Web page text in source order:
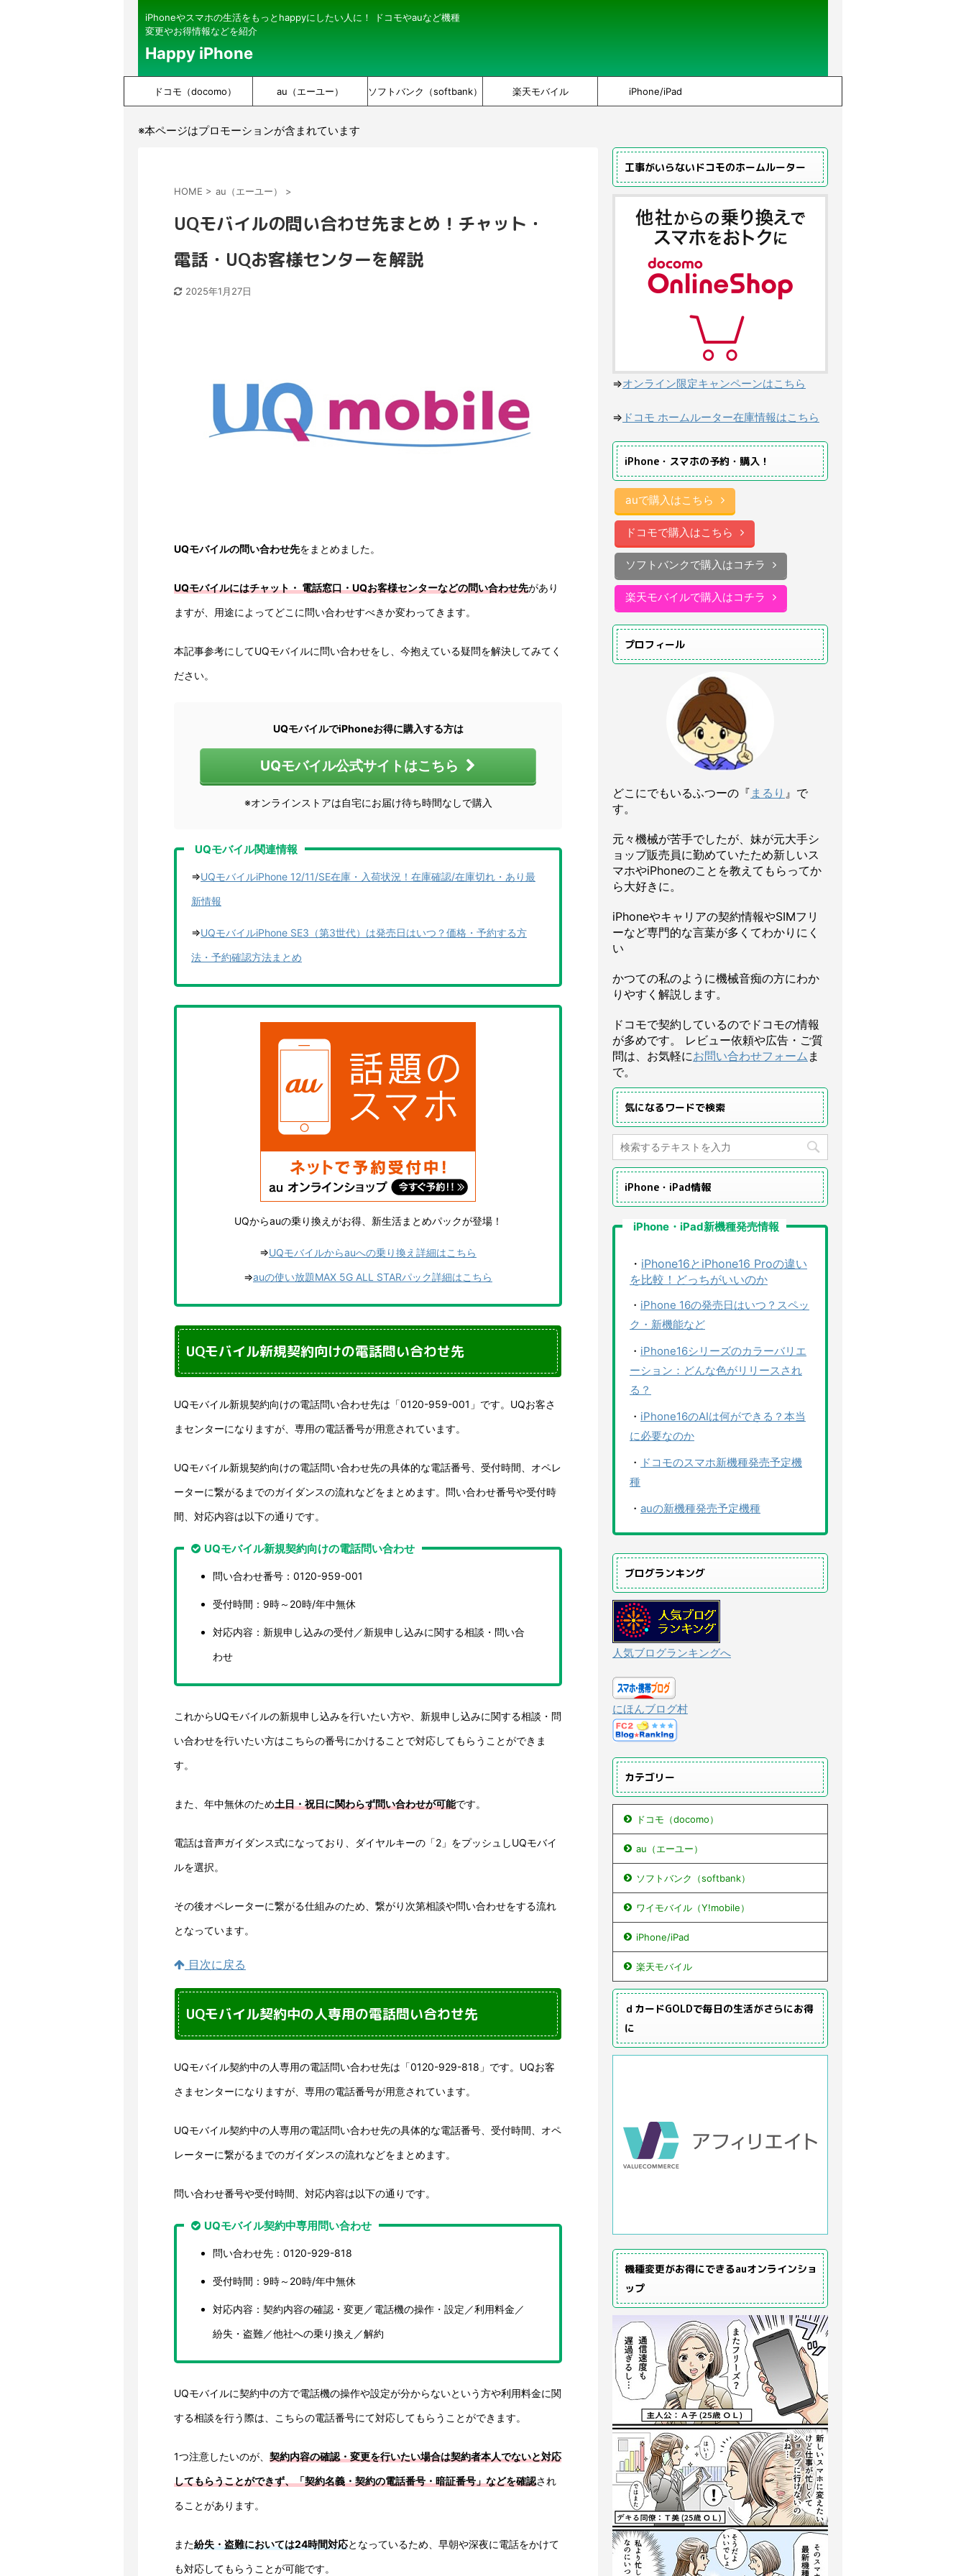
iPhoneやスマホの生活をもっとhappyにしたい人に！ ドコモやauなど機種
変更やお得情報などを紹介
Happy iPhone
ドコモ（docomo） au（エーユー） ソフトバンク（softbank） 楽天モバイル iPhone/iPad
※本ページはプロモーションが含まれています
HOME > au（エーユー） >
UQモバイルの問い合わせ先まとめ！チャット・
電話・UQお客様センターを解説
2025年1月27日
UQモバイルの問い合わせ先をまとめました。
UQモバイルにはチャット・ 電話窓口・UQお客様センターなどの問い合わせ先があり
ますが、用途によってどこに問い合わせすべきか変わってきます。
本記事参考にしてUQモバイルに問い合わせをし、今抱えている疑問を解決してみてく
ださい。
UQモバイルでiPhoneお得に購入する方は
UQモバイル公式サイトはこちら
※オンラインストアは自宅にお届け待ち時間なしで購入
UQモバイル関連情報
⇒UQモバイルiPhone 12/11/SE在庫・入荷状況！在庫確認/在庫切れ・あり最
新情報
⇒UQモバイルiPhone SE3（第3世代）は発売日はいつ？価格・予約する方
法・予約確認方法まとめ
UQからauの乗り換えがお得、新生活まとめパックが登場！
⇒UQモバイルからauへの乗り換え詳細はこちら
⇒auの使い放題MAX 5G ALL STARパック詳細はこちら
UQモバイル新規契約向けの電話問い合わせ先
UQモバイル新規契約向けの電話問い合わせ先は「0120-959-001」です。UQお客さ
まセンターになりますが、専用の電話番号が用意されています。
UQモバイル新規契約向けの電話問い合わせ先の具体的な電話番号、受付時間、オペレ
ーターに繋がるまでのガイダンスの流れなどをまとめます。問い合わせ番号や受付時
間、対応内容は以下の通りです。
UQモバイル新規契約向けの電話問い合わせ
問い合わせ番号：0120-959-001
受付時間：9時～20時/年中無休
対応内容：新規申し込みの受付／新規申し込みに関する相談・問い合
わせ
これからUQモバイルの新規申し込みを行いたい方や、新規申し込みに関する相談・問
い合わせを行いたい方はこちらの番号にかけることで対応してもらうことができま
す。
また、年中無休のため土日・祝日に関わらず問い合わせが可能です。
電話は音声ガイダンス式になっており、ダイヤルキーの「2」をプッシュしUQモバイ
ルを選択。
その後オペレーターに繋がる仕組みのため、繋がり次第相談や問い合わせをする流れ
となっています。
目次に戻る
UQモバイル契約中の人専用の電話問い合わせ先
UQモバイル契約中の人専用の電話問い合わせ先は「0120-929-818」です。UQお客
さまセンターになりますが、専用の電話番号が用意されています。
UQモバイル契約中の人専用の電話問い合わせ先の具体的な電話番号、受付時間、オペ
レーターに繋がるまでのガイダンスの流れなどをまとめます。
問い合わせ番号や受付時間、対応内容は以下の通りです。
UQモバイル契約中専用問い合わせ
問い合わせ先：0120-929-818
受付時間：9時～20時/年中無休
対応内容：契約内容の確認・変更／電話機の操作・設定／利用料金／
紛失・盗難／他社への乗り換え／解約
UQモバイルに契約中の方で電話機の操作や設定が分からないという方や利用料金に関
する相談を行う際は、こちらの電話番号にて対応してもらうことができます。
1つ注意したいのが、 契約内容の確認・変更を行いたい場合は契約者本人でないと対応
してもらうことができず、「契約名義・契約の電話番号・暗証番号」などを確認され
ることがあります。
また紛失・盗難においては24時間対応となっているため、早朝や深夜に電話をかけて
も対応してもらうことが可能です。
工事がいらないドコモのホームルーター
⇒オンライン限定キャンペーンはこちら
⇒ ドコモ ホームルーター在庫情報はこちら
iPhone・スマホの予約・購入！
auで購入はこちら
ドコモで購入はこちら
ソフトバンクで購入はコチラ
楽天モバイルで購入はコチラ
プロフィール
どこにでもいるふつーの『 まるり 』で
す。
元々機械が苦手でしたが、妹が元大手シ
ョップ販売員に勤めていたため新しいス
マホやiPhoneのことを教えてもらってか
ら大好きに。
iPhoneやキャリアの契約情報やSIMフリ
ーなど専門的な言葉が多くてわかりにく
い
かつての私のように機械音痴の方にわか
りやすく解説します。
ドコモで契約しているのでドコモの情報
が多めです。 レビュー依頼や広告・ご質
問は、お気軽にお問い合わせフォーム ま
で。
気になるワードで検索
iPhone・iPad情報
iPhone・iPad新機種発売情報
・ iPhone16とiPhone16 Proの違い
を比較！どっちがいいのか
・ iPhone 16の発売日はいつ？スペッ
ク・新機能など
・ iPhone16シリーズのカラーバリエ
ーション：どんな色がリリースされ
る？
・ iPhone16のAIは何ができる？本当
に必要なのか
・ ドコモのスマホ新機種発売予定機
種
・ auの新機種発売予定機種
ブログランキング
人気ブログランキングへ
にほんブログ村
カテゴリー
ドコモ（docomo）
au（エーユー）
ソフトバンク（softbank）
ワイモバイル（Y!mobile）
iPhone/iPad
楽天モバイル
ｄカードGOLDで毎日の生活がさらにお得
に
機種変更がお得にできるauオンラインショ
ップ